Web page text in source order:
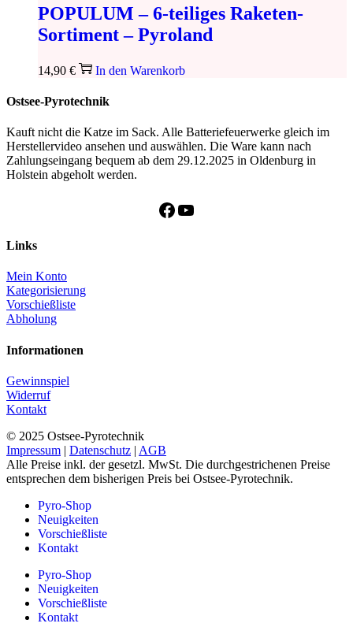
POPULUM – 6-teiliges Raketen-
Sortiment – Pyroland
14,90 € In den Warenkorb
Ostsee-Pyrotechnik
Kauft nicht die Katze im Sack. Alle Batteriefeuerwerke gleich im
Herstellervideo ansehen und auswählen. Die Ware kann nach
Zahlungseingang bequem ab dem 29.12.2025 in Oldenburg in
Holstein abgeholt werden.
Facebook
YouTube
Links
Mein Konto
Kategorisierung
Vorschießliste
Abholung
Informationen
Gewinnspiel
Widerruf
Kontakt
© 2025 Ostsee-Pyrotechnik
Impressum | Datenschutz | AGB
Alle Preise inkl. der gesetzl. MwSt. Die durchgestrichenen Preise
entsprechen dem bisherigen Preis bei Ostsee-Pyrotechnik.
Pyro-Shop
Neuigkeiten
Vorschießliste
Kontakt
Pyro-Shop
Neuigkeiten
Vorschießliste
Kontakt